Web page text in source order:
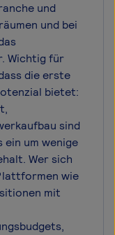
und
und bei
Wichtig für
die erste
bietet:
sind
um wenige
Wer sich
wie
mit